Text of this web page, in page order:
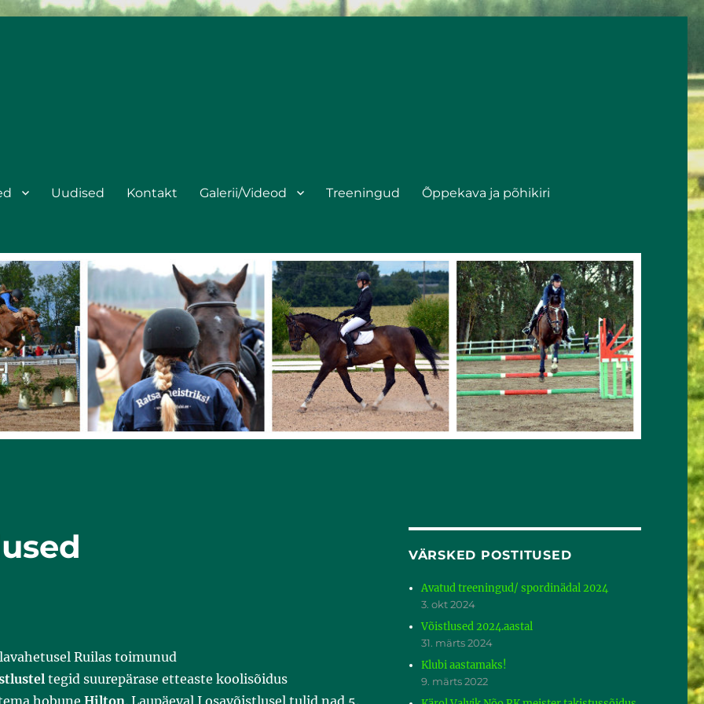
Uudised Kontakt Galerii/Videod Treeningud Õppekava ja põhikiri
Ruilas toimunud
tegid suurepärase etteaste koolisõidus
hobune Hilton. Laupäeval I osavõistlusel tulid nad 5.
VÄRSKED POSTITUSED
Avatud treeningud/ spordinädal 2024
3. okt 2024
Võistlused 2024.aastal
31. märts 2024
Klubi aastamaks!
9. märts 2022